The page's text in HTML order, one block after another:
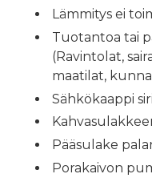
Lämmitys ei
Tuotantoa tai
(Ravintolat,
maatilat,
Sähkökaappi
Pääsulake
Porakaivon